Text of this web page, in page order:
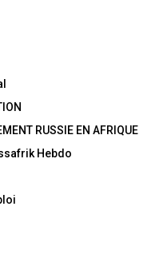
RUSSIE EN AFRIQUE
Hebdo